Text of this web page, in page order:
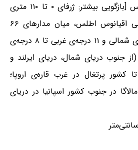
شمال شرقی اقیانوس اطلس [بازگویی بیشتر: ژرفای ۰ تا ۱۱۰ متری
آب‌های معتدل شمال شرقی اقیانوس اطلس، میان مدارهای ۶۶
درجه‌ی شمالی تا ۳۵ درجه‌ی شمالی و ۱۱ درجه‌ی غربی تا ۸ درجه‌ی
جنوب دریای شمال، دریای ایرلند و
کشور پرتغال در غرب قاره‌ی اروپا؛
در جنوب کشور اسپانیا در دریای